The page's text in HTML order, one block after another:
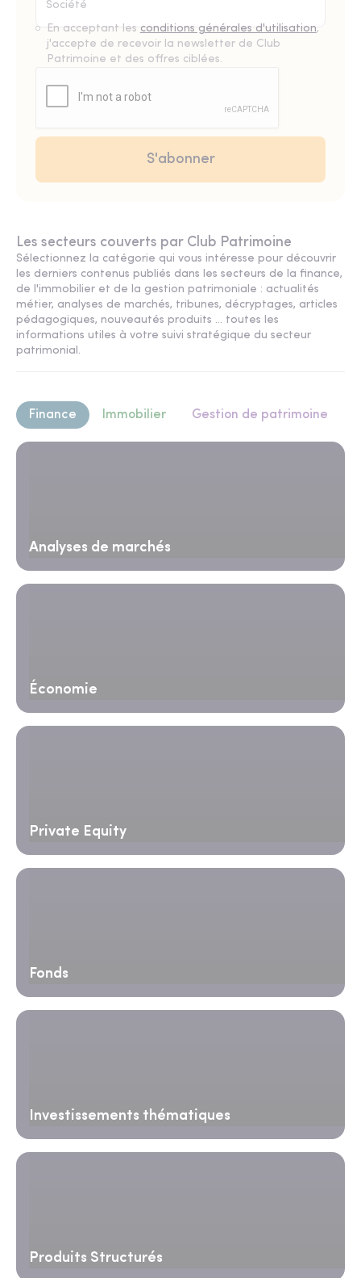
En acceptant les conditions générales d'utilisation,
j'accepte de recevoir la newsletter de Club
Patrimoine et des offres ciblées.
Les secteurs couverts par Club Patrimoine
Sélectionnez la catégorie qui vous intéresse pour découvrir
les derniers contenus publiés dans les secteurs de la finance,
de l'immobilier et de la gestion patrimoniale : actualités
métier, analyses de marchés, tribunes, décryptages, articles
pédagogiques, nouveautés produits ... toutes les
informations utiles à votre suivi stratégique du secteur
patrimonial.
Finance Immobilier Gestion de patrimoine
Analyses de marchés
Économie
Private Equity
Fonds
Investissements thématiques
Produits Structurés